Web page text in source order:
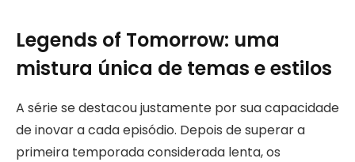
Legends of Tomorrow: uma
mistura única de temas e estilos
A série se destacou justamente por sua capacidade
de inovar a cada episódio. Depois de superar a
primeira temporada considerada lenta, os